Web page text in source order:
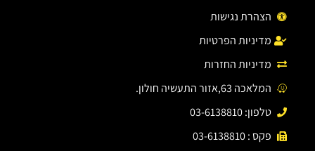
הצהרת נגישות
מדיניות הפרטיות
מדיניות החזרות
המלאכה 63,אזור התעשיה חולון.
טלפון: 03-6138810
פקס : 03-6138810